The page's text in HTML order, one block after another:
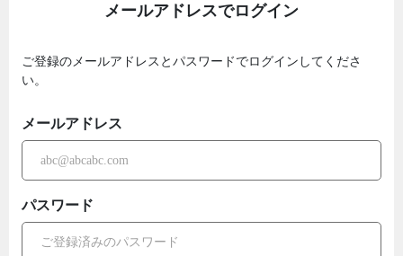
メールアドレスでログイン
ご登録のメールアドレスとパスワードでログインしてくださ
い。
メールアドレス
パスワード